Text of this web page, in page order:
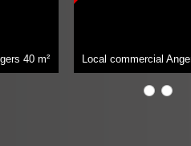
40 m² Local commercial